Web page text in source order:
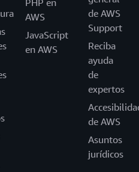
PHP en
AWS
JavaScript
en AWS
de AWS
Support
Reciba
ayuda
de
expertos
de AWS
Asuntos
jurídicos